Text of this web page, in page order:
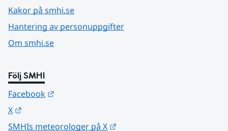
Kakor på smhi.se
Hantering av personuppgifter
Om smhi.se
Följ SMHI
Facebook
X
SMHIs meteorologer på X